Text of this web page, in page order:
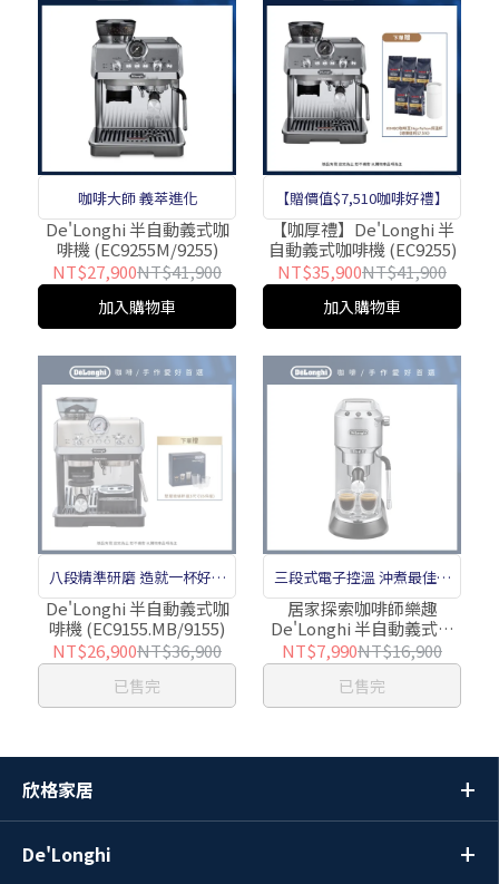
咖啡大師 義萃進化
De'Longhi 半自動義式咖
啡機 (EC9255M/9255)
NT$27,900NT$41,900
加入購物車
【贈價值$7,510咖啡好禮】
【咖厚禮】De'Longhi 半
自動義式咖啡機 (EC9255)
NT$35,900NT$41,900
加入購物車
八段精準研磨 造就一杯好咖
啡
De'Longhi 半自動義式咖
啡機 (EC9155.MB/9155)
NT$26,900NT$36,900
已售完
三段式電子控溫 沖煮最佳風
味
居家探索咖啡師樂趣
De'Longhi 半自動義式咖
啡機 (EC885.M)
NT$7,990NT$16,900
已售完
欣格家居
De'Longhi